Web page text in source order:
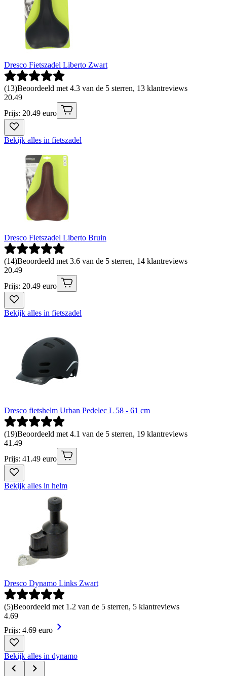
Dresco Fietszadel Liberto Zwart
(13)Beoordeeld met 4.3 van de 5 sterren, 13 klantreviews
20.49
Prijs: 20.49 euro
Bekijk alles in fietszadel
Dresco Fietszadel Liberto Bruin
(14)Beoordeeld met 3.6 van de 5 sterren, 14 klantreviews
20.49
Prijs: 20.49 euro
Bekijk alles in fietszadel
Dresco fietshelm Urban Pedelec L 58 - 61 cm
(19)Beoordeeld met 4.1 van de 5 sterren, 19 klantreviews
41 .49
Prijs: 41.49 euro
Bekijk alles in helm
Dresco Dynamo Links Zwart
(5)Beoordeeld met 1.2 van de 5 sterren, 5 klantreviews
4.69
Prijs: 4.69 euro
Bekijk alles in dynamo